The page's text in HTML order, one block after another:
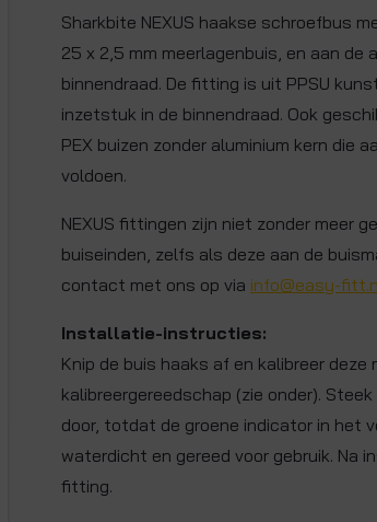
Sharkbite NEXUS haakse schroefbus
25 x 2,5 mm meerlagenbuis, en aan
binnendraad. De fitting is uit PPSU
inzetstuk in de binnendraad. Ook
PEX buizen zonder aluminium kern die
voldoen.
NEXUS fittingen zijn niet zonder meer
buiseinden, zelfs als deze aan de
contact met ons op via info@easy-
Installatie-instructies:
Knip de buis haaks af en kalibreer
kalibreergereedschap (zie onder).
door, totdat de groene indicator in het
waterdicht en gereed voor gebruik. Na
fitting.